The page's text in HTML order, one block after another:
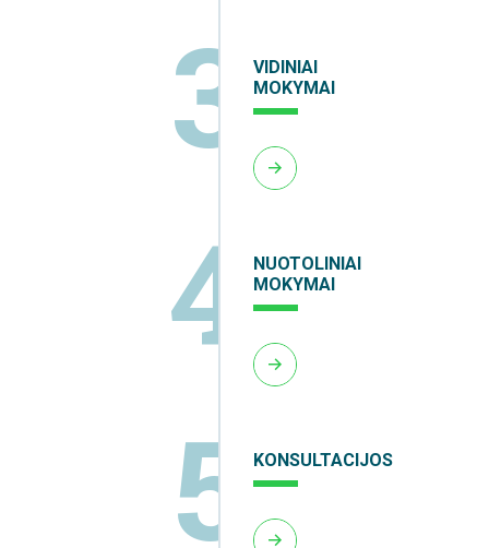
3
VIDINIAI
MOKYMAI
4
NUOTOLINIAI
MOKYMAI
5 KONSULTACIJOS